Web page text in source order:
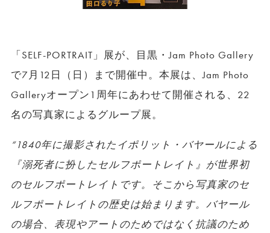
「SELF-PORTRAIT」展が、目黒・Jam Photo Gallery
で7月12日（日）まで開催中。本展は、Jam Photo
Galleryオープン1周年にあわせて開催される、22
名の写真家によるグループ展。
“1840年に撮影されたイポリット・バヤールによる
『溺死者に扮したセルフポートレイト』が世界初
のセルフポートレイトです。そこから写真家のセ
ルフポートレイトの歴史は始まります。バヤール
の場合、表現やアートのためではなく抗議のため